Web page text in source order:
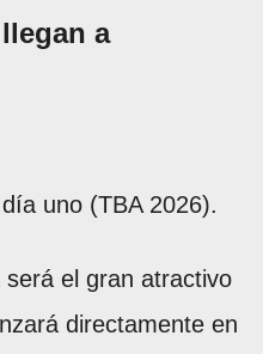
a
uno (TBA 2026).
será el gran atractivo
directamente en